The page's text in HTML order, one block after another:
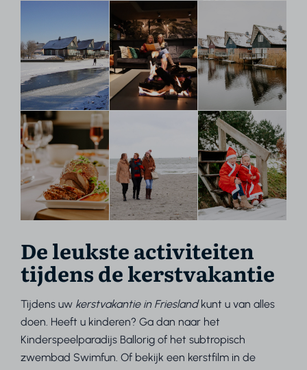
De leukste activiteiten
tijdens de kerstvakantie
Tijdens uw kerstvakantie in Friesland kunt u van alles
doen. Heeft u kinderen? Ga dan naar het
Kinderspeelparadijs Ballorig of het subtropisch
zwembad Swimfun. Of bekijk een kerstfilm in de